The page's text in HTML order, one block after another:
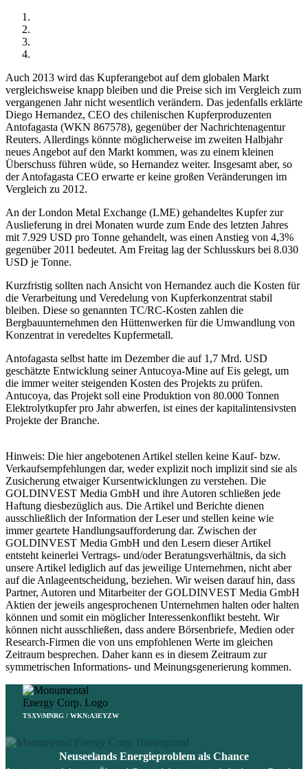
Auch 2013 wird das Kupferangebot auf dem globalen Markt
vergleichsweise knapp bleiben und die Preise sich im Vergleich zum
vergangenen Jahr nicht wesentlich verändern. Das jedenfalls erklärte
Diego Hernandez, CEO des chilenischen Kupferproduzenten
Antofagasta (WKN 867578), gegenüber der Nachrichtenagentur
Reuters. Allerdings könnte möglicherweise im zweiten Halbjahr
neues Angebot auf den Markt kommen, was zu einem kleinen
Überschuss führen wüde, so Hernandez weiter. Insgesamt aber, so
der Antofagasta CEO erwarte er keine großen Veränderungen im
Vergleich zu 2012.
An der London Metal Exchange (LME) gehandeltes Kupfer zur
Auslieferung in drei Monaten wurde zum Ende des letzten Jahres
mit 7.929 USD pro Tonne gehandelt, was einen Anstieg von 4,3%
gegenüber 2011 bedeutet. Am Freitag lag der Schlusskurs bei 8.030
USD je Tonne.
Kurzfristig sollten nach Ansicht von Hernandez auch die Kosten für
die Verarbeitung und Veredelung von Kupferkonzentrat stabil
bleiben. Diese so genannten TC/RC-Kosten zahlen die
Bergbauunternehmen den Hüttenwerken für die Umwandlung von
Konzentrat in veredeltes Kupfermetall.
Antofagasta selbst hatte im Dezember die auf 1,7 Mrd. USD
geschätzte Entwicklung seiner Antucoya-Mine auf Eis gelegt, um
die immer weiter steigenden Kosten des Projekts zu prüfen.
Antucoya, das Projekt soll eine Produktion von 80.000 Tonnen
Elektrolytkupfer pro Jahr abwerfen, ist eines der kapitalintensivsten
Projekte der Branche.
Hinweis: Die hier angebotenen Artikel stellen keine Kauf- bzw.
Verkaufsempfehlungen dar, weder explizit noch implizit sind sie als
Zusicherung etwaiger Kursentwicklungen zu verstehen. Die
GOLDINVEST Media GmbH und ihre Autoren schließen jede
Haftung diesbezüglich aus. Die Artikel und Berichte dienen
ausschließlich der Information der Leser und stellen keine wie
immer geartete Handlungsaufforderung dar. Zwischen der
GOLDINVEST Media GmbH und den Lesern dieser Artikel
entsteht keinerlei Vertrags- und/oder Beratungsverhältnis, da sich
unsere Artikel lediglich auf das jeweilige Unternehmen, nicht aber
auf die Anlageentscheidung, beziehen. Wir weisen darauf hin, dass
Partner, Autoren und Mitarbeiter der GOLDINVEST Media GmbH
Aktien der jeweils angesprochenen Unternehmen halten oder halten
können und somit ein möglicher Interessenkonflikt besteht. Wir
können nicht ausschließen, dass andere Börsenbriefe, Medien oder
Research-Firmen die von uns empfohlenen Werte im gleichen
Zeitraum besprechen. Daher kann es in diesem Zeitraum zur
symmetrischen Informations- und Meinungsgenerierung kommen.
TSXV:MNRG / WKN:A3EYZW
Neuseelands Energieproblem als Chance